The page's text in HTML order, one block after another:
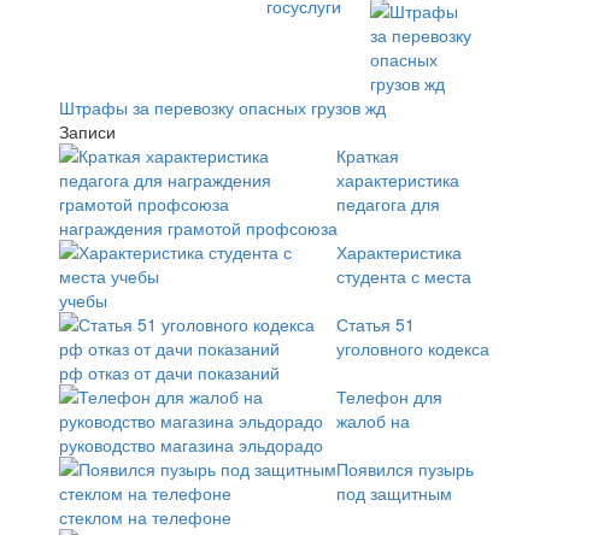
Штрафы за перевозку опасных грузов жд
Записи
Краткая
характеристика
педагога для
награждения грамотой профсоюза
Характеристика
студента с места
учебы
Статья 51
уголовного кодекса
рф отказ от дачи показаний
Телефон для
жалоб на
руководство магазина эльдорадо
Появился пузырь
под защитным
стеклом на телефоне